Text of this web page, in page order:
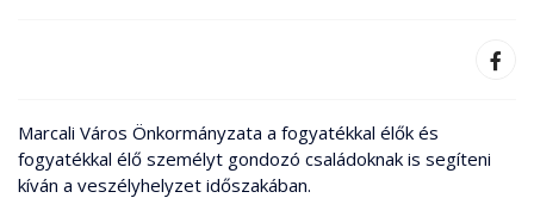
Marcali Város Önkormányzata a fogyatékkal élők és
fogyatékkal élő személyt gondozó családoknak is segíteni
kíván a veszélyhelyzet időszakában.